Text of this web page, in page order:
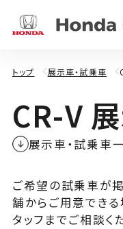
トップ 展示車・試乗車
CR-V 展
展示車・試乗車
ご希望の試乗車が
舗からご用意でき
タッフまでご相談く